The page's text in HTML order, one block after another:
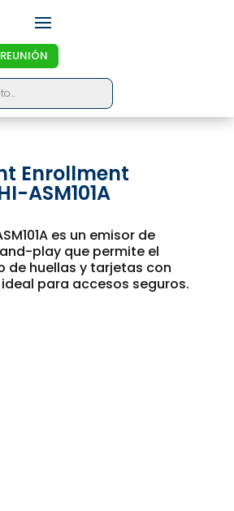
Enrollment
ASM101A
es un emisor de
play que permite el
de huellas y tarjetas con
ideal para accesos seguros.